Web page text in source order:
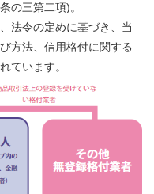
の三第二項)。
法令の定めに基づき、当
方法、信用格付に関する
ています。